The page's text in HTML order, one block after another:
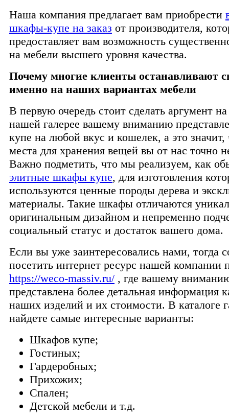
Наша компания предлагает вам приобрести
шкафы-купе на заказ от производителя,
предоставляет вам возможность
на мебели высшего уровня качества.
Почему многие клиенты останавливают
именно на наших вариантах мебели
В первую очередь стоит сделать аргумент
нашей галерее вашему вниманию
купе на любой вкус и кошелек, а это значит,
места для хранения вещей вы от нас точно
Важно подметить, что мы реализуем, как
элитные шкафы купе, для изготовления
используются ценные породы дерева и
материалы. Такие шкафы отличаются
оригинальным дизайном и непременно
социальный статус и достаток вашего дома.
Если вы уже заинтересовались нами, тогда
посетить интернет ресурс нашей компании
https://weco-massiv.ru/ , где вашему
представлена более детальная информация
наших изделий и их стоимости. В каталоге
найдете самые интересные варианты:
Шкафов купе;
Гостиных;
Гардеробных;
Прихожих;
Спален;
Детской мебели и т.д.